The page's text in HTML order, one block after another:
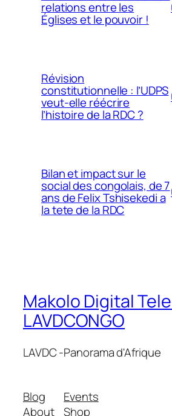
relations entre les
Églises et le pouvoir !
Révision
constitutionnelle : l’UDPS
veut-elle réécrire
l’histoire de la RDC ?
Bilan et impact sur le
social des congolais, de 7
ans de Felix Tshisekedi a
la tete de la RDC
Makolo Digital
LAVDCONGO
LAVDC -Panorama d'Afrique
Blog
About
Events
Shop